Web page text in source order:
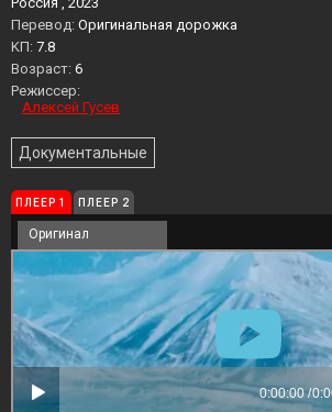
Перевод: Оригинальная дорожка
KП: 7.8
Возраст: 6
Режиссер:
Алексей Гусев
Документальные
ПЛЕЕР 1 ПЛЕЕР 2
Оригинал